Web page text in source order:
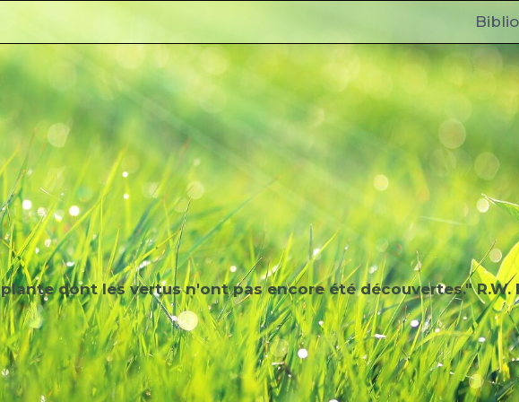
dont les vertus n'ont pas encore été découvertes." R.W.